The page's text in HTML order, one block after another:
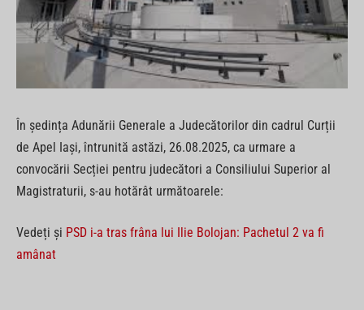
În ședința Adunării Generale a Judecătorilor din cadrul Curții
de Apel Iași, întrunită astăzi, 26.08.2025, ca urmare a
convocării Secției pentru judecători a Consiliului Superior al
Magistraturii, s-au hotărât următoarele:
Vedeți și PSD i-a tras frâna lui Ilie Bolojan: Pachetul 2 va fi
amânat